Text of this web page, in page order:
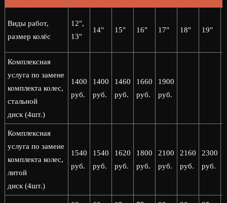
Виды работ,
размер колёс
12",
13"
14" 15" 16" 17" 18" 19"
Комплексная
услуга по замене
комплекта колес,
стальной
диск (4шт.)
1400
руб.
1400
руб.
1460
руб.
1660
руб.
1900
руб.
Комплексная
услуга по замене
комплекта колес,
литой
диск (4шт.)
1540
руб.
1540
руб.
1620
руб.
1800
руб.
2100
руб.
2160
руб.
2300
руб.